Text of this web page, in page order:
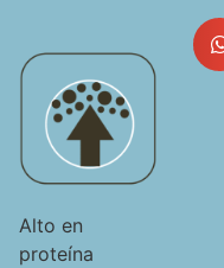
Alto en
proteína